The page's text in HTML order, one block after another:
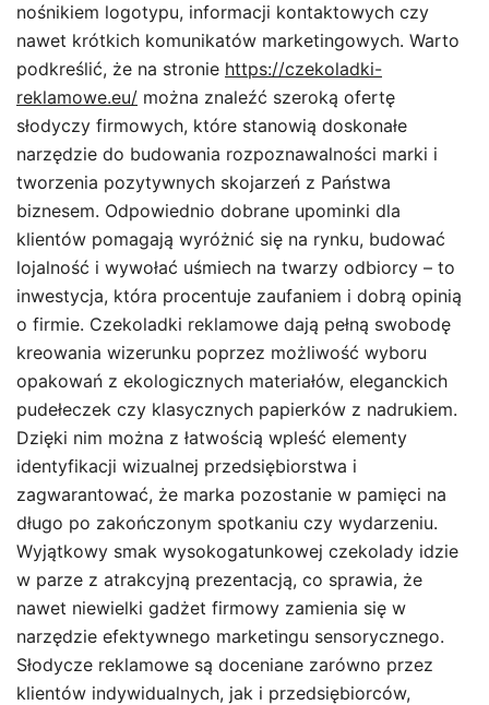
nośnikiem logotypu, informacji kontaktowych czy
nawet krótkich komunikatów marketingowych. Warto
podkreślić, że na stronie https://czekoladki-
reklamowe.eu/ można znaleźć szeroką ofertę
słodyczy firmowych, które stanowią doskonałe
narzędzie do budowania rozpoznawalności marki i
tworzenia pozytywnych skojarzeń z Państwa
biznesem. Odpowiednio dobrane upominki dla
klientów pomagają wyróżnić się na rynku, budować
lojalność i wywołać uśmiech na twarzy odbiorcy – to
inwestycja, która procentuje zaufaniem i dobrą opinią
o firmie. Czekoladki reklamowe dają pełną swobodę
kreowania wizerunku poprzez możliwość wyboru
opakowań z ekologicznych materiałów, eleganckich
pudełeczek czy klasycznych papierków z nadrukiem.
Dzięki nim można z łatwością wpleść elementy
identyfikacji wizualnej przedsiębiorstwa i
zagwarantować, że marka pozostanie w pamięci na
długo po zakończonym spotkaniu czy wydarzeniu.
Wyjątkowy smak wysokogatunkowej czekolady idzie
w parze z atrakcyjną prezentacją, co sprawia, że
nawet niewielki gadżet firmowy zamienia się w
narzędzie efektywnego marketingu sensorycznego.
Słodycze reklamowe są doceniane zarówno przez
klientów indywidualnych, jak i przedsiębiorców,